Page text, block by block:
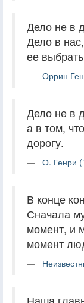
Дело не в
Дело в
ее
Оррин
Дело не в
а в том,
дорогу.
О. Генри
В конце
Сначала
момент, и
момент